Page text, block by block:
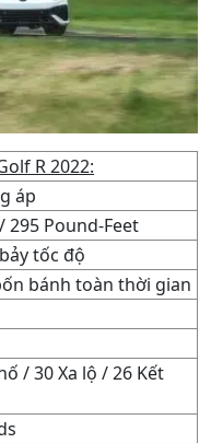
R 2022:
áp
295 Pound-Feet
tốc độ
bánh toàn thời gian
/ 30 Xa lộ / 26 Kết